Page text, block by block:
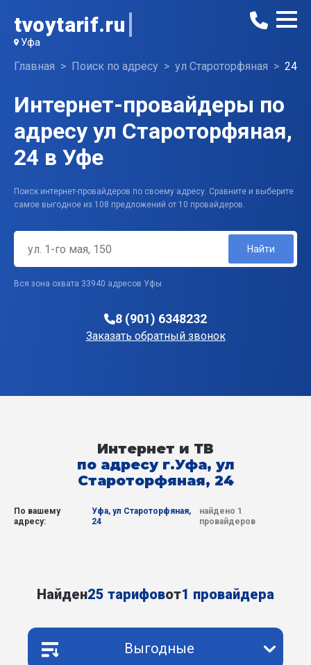
tvoytarif.ru
Уфа
Главная Поиск по адресу ул Староторфяная 24
Интернет-провайдеры по
адресу ул Староторфяная,
24 в Уфе
Поиск интернет-провайдеров по своему адресу. Сравните и выберите
самое выгодное из 108 предложений от 10 провайдеров.
Найти
Вся зона охвата 33940 адресов Уфы
8 (901) 6348232
Заказать обратный звонок
Интернет и ТВ
по адресу г.Уфа, ул
Староторфяная, 24
По вашему
адресу:
Уфа, ул Староторфяная,
24
найдено 1
провайдеров
Найден25 тарифовот1 провайдера
Выгодные